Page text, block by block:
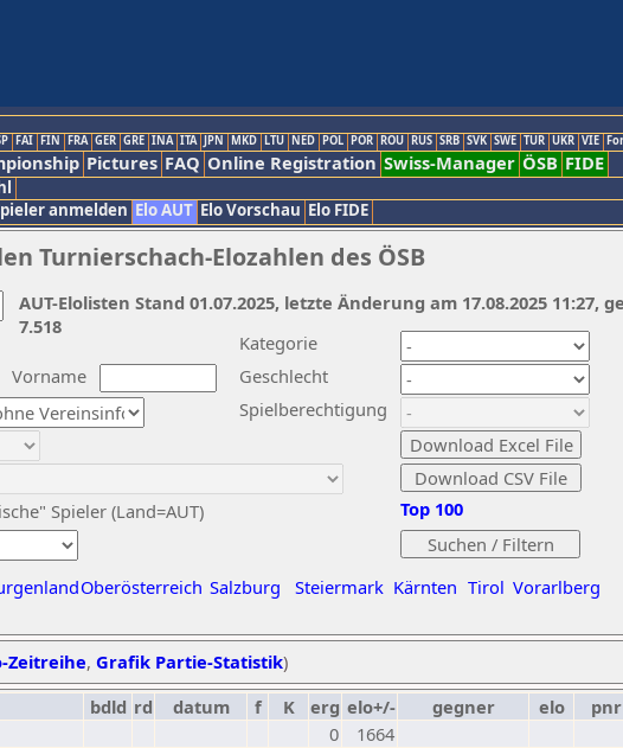
FAI FIN FRA GER GRE INA ITA JPN MKD LTU NED POL POR ROU RUS SRB SVK SWE TUR UKR VIE
Pictures FAQ Online Registration Swiss-Manager ÖSB FIDE
anmelden Elo AUT Elo Vorschau Elo FIDE
Turnierschach-Elozahlen des ÖSB
Vorname
Kategorie
Geschlecht
Spieler (Land=AUT)
Spielberechtigung
Oberösterreich Salzburg Steiermark Kärnten Tirol Vorarlberg
Top 100
AUT-Elolisten Stand 01.07.2025, letzte Änderung am 17.08.2025 11:27,
7.518
Zeitreihe, Grafik Partie-Statistik)
bdld rd datum f K erg elo+/- gegner elo
pnr
0
1664